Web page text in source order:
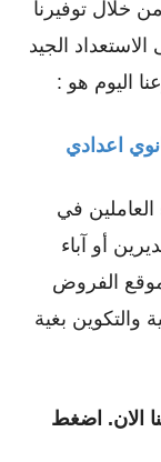
خلال توفيرنا
الجيد
اليوم هو :
اعدادي
العاملين في
أو ﺁباء
موقع الفروض
والتكوين بغية
الان. اضغط